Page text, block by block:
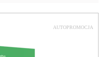
AUTOPROMOCJA